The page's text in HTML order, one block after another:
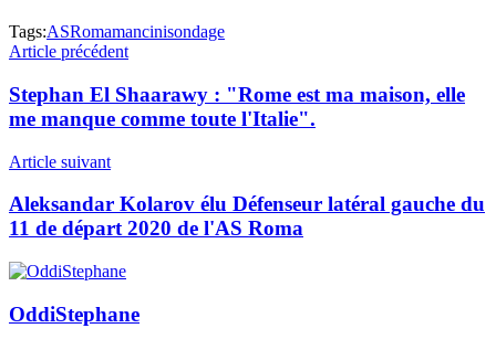
Tags:ASRomamancinisondage
Article précédent
Stephan El Shaarawy : "Rome est ma maison, elle
me manque comme toute l'Italie".
Article suivant
Aleksandar Kolarov élu Défenseur latéral gauche du
11 de départ 2020 de l'AS Roma
OddiStephane